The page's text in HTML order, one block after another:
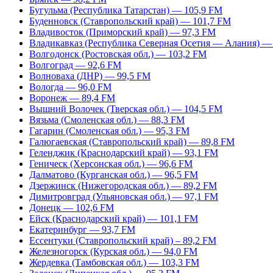
Бугульма (Республика Татарстан) — 105,9 FM
Буденновск (Ставропольский край) — 101,7 FM
Владивосток (Приморский край) — 97,3 FM
Владикавказ (Республика Северная Осетия — Алания)
Волгодонск (Ростовская обл.) — 103,2 FM
Волгоград — 92,6 FM
Волноваха (ДНР) — 99,5 FM
Вологда — 96,0 FM
Воронеж — 89,4 FM
Вышний Волочек (Тверская обл.) — 104,5 FM
Вязьма (Смоленская обл.) — 88,3 FM
Гагарин (Смоленская обл.) — 95,3 FM
Галюгаевская (Ставропольский край) — 89,8 FM
Геленджик (Краснодарский край) — 93,1 FM
Геническ (Херсонская обл.) — 96,6 FM
Далматово (Курганская обл.) — 96,5 FM
Дзержинск (Нижегородская обл.) — 89,2 FM
Димитровград (Ульяновская обл.) — 97,1 FM
Донецк — 102,6 FM
Ейск (Краснодарский край) — 101,1 FM
Екатеринбург — 93,7 FM
Ессентуки (Ставропольский край) – 89,2 FM
Железногорск (Курская обл.) — 94,0 FM
Жердевка (Тамбовская обл.) — 103,3 FM